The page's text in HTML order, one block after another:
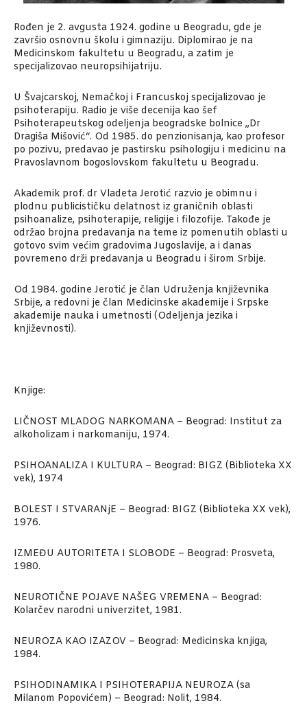
Rođen je 2. avgusta 1924. godine u Beogradu, gde je
završio osnovnu školu i gimnaziju. Diplomirao je na
Medicinskom fakultetu u Beogradu, a zatim je
specijalizovao neuropsihijatriju.
U Švajcarskoj, Nemačkoj i Francuskoj specijalizovao je
psihoterapiju. Radio je više decenija kao šef
Psihoterapeutskog odeljenja beogradske bolnice „Dr
Dragiša Mišović“. Od 1985. do penzionisanja, kao profesor
po pozivu, predavao je pastirsku psihologiju i medicinu na
Pravoslavnom bogoslovskom fakultetu u Beogradu.
Akademik prof. dr Vladeta Jerotić razvio je obimnu i
plodnu publicističku delatnost iz graničnih oblasti
psihoanalize, psihoterapije, religije i filozofije. Takođe je
održao brojna predavanja na teme iz pomenutih oblasti u
gotovo svim većim gradovima Jugoslavije, a i danas
povremeno drži predavanja u Beogradu i širom Srbije.
Od 1984. godine Jerotić je član Udruženja književnika
Srbije, a redovni je član Medicinske akademije i Srpske
akademije nauka i umetnosti (Odeljenja jezika i
književnosti).
Knjige:
LIČNOST MLADOG NARKOMANA – Beograd: Institut za
alkoholizam i narkomaniju, 1974.
PSIHOANALIZA I KULTURA – Beograd: BIGZ (Biblioteka XX
vek), 1974
BOLEST I STVARANjE – Beograd: BIGZ (Biblioteka XX vek),
1976.
IZMEĐU AUTORITETA I SLOBODE – Beograd: Prosveta,
1980.
NEUROTIČNE POJAVE NAŠEG VREMENA – Beograd:
Kolarčev narodni univerzitet, 1981.
NEUROZA KAO IZAZOV – Beograd: Medicinska knjiga,
1984.
PSIHODINAMIKA I PSIHOTERAPIJA NEUROZA (sa
Milanom Popovićem) – Beograd: Nolit, 1984.